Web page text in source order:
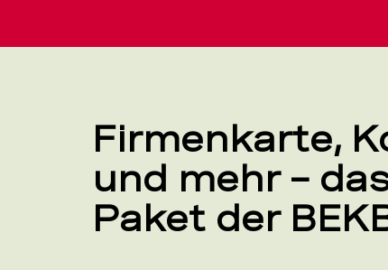
Firmenkarte,
und mehr –
Paket der